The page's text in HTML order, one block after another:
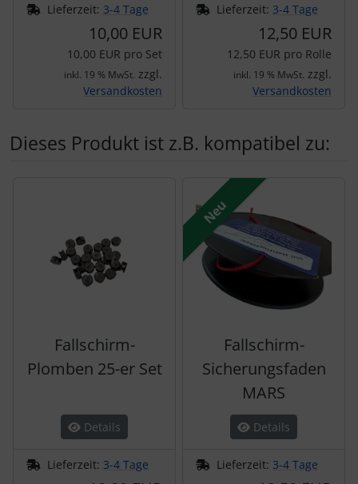
Lieferzeit: 3-4 Tage
10,00 EUR
10,00 EUR pro Set
inkl. 19 % MwSt. zzgl.
Versandkosten
Lieferzeit: 3-4 Tage
12,50 EUR
12,50 EUR pro Rolle
inkl. 19 % MwSt. zzgl.
Versandkosten
Dieses Produkt ist z.B. kompatibel zu:
Es folgt ein Produktslider - navigieren Sie mit der Tab-
Fallschirm-
Plomben 25-er Set
Details
Lieferzeit: 3-4 Tage
Neu
Fallschirm-
Sicherungsfaden
MARS
Details
Lieferzeit: 3-4 Tage